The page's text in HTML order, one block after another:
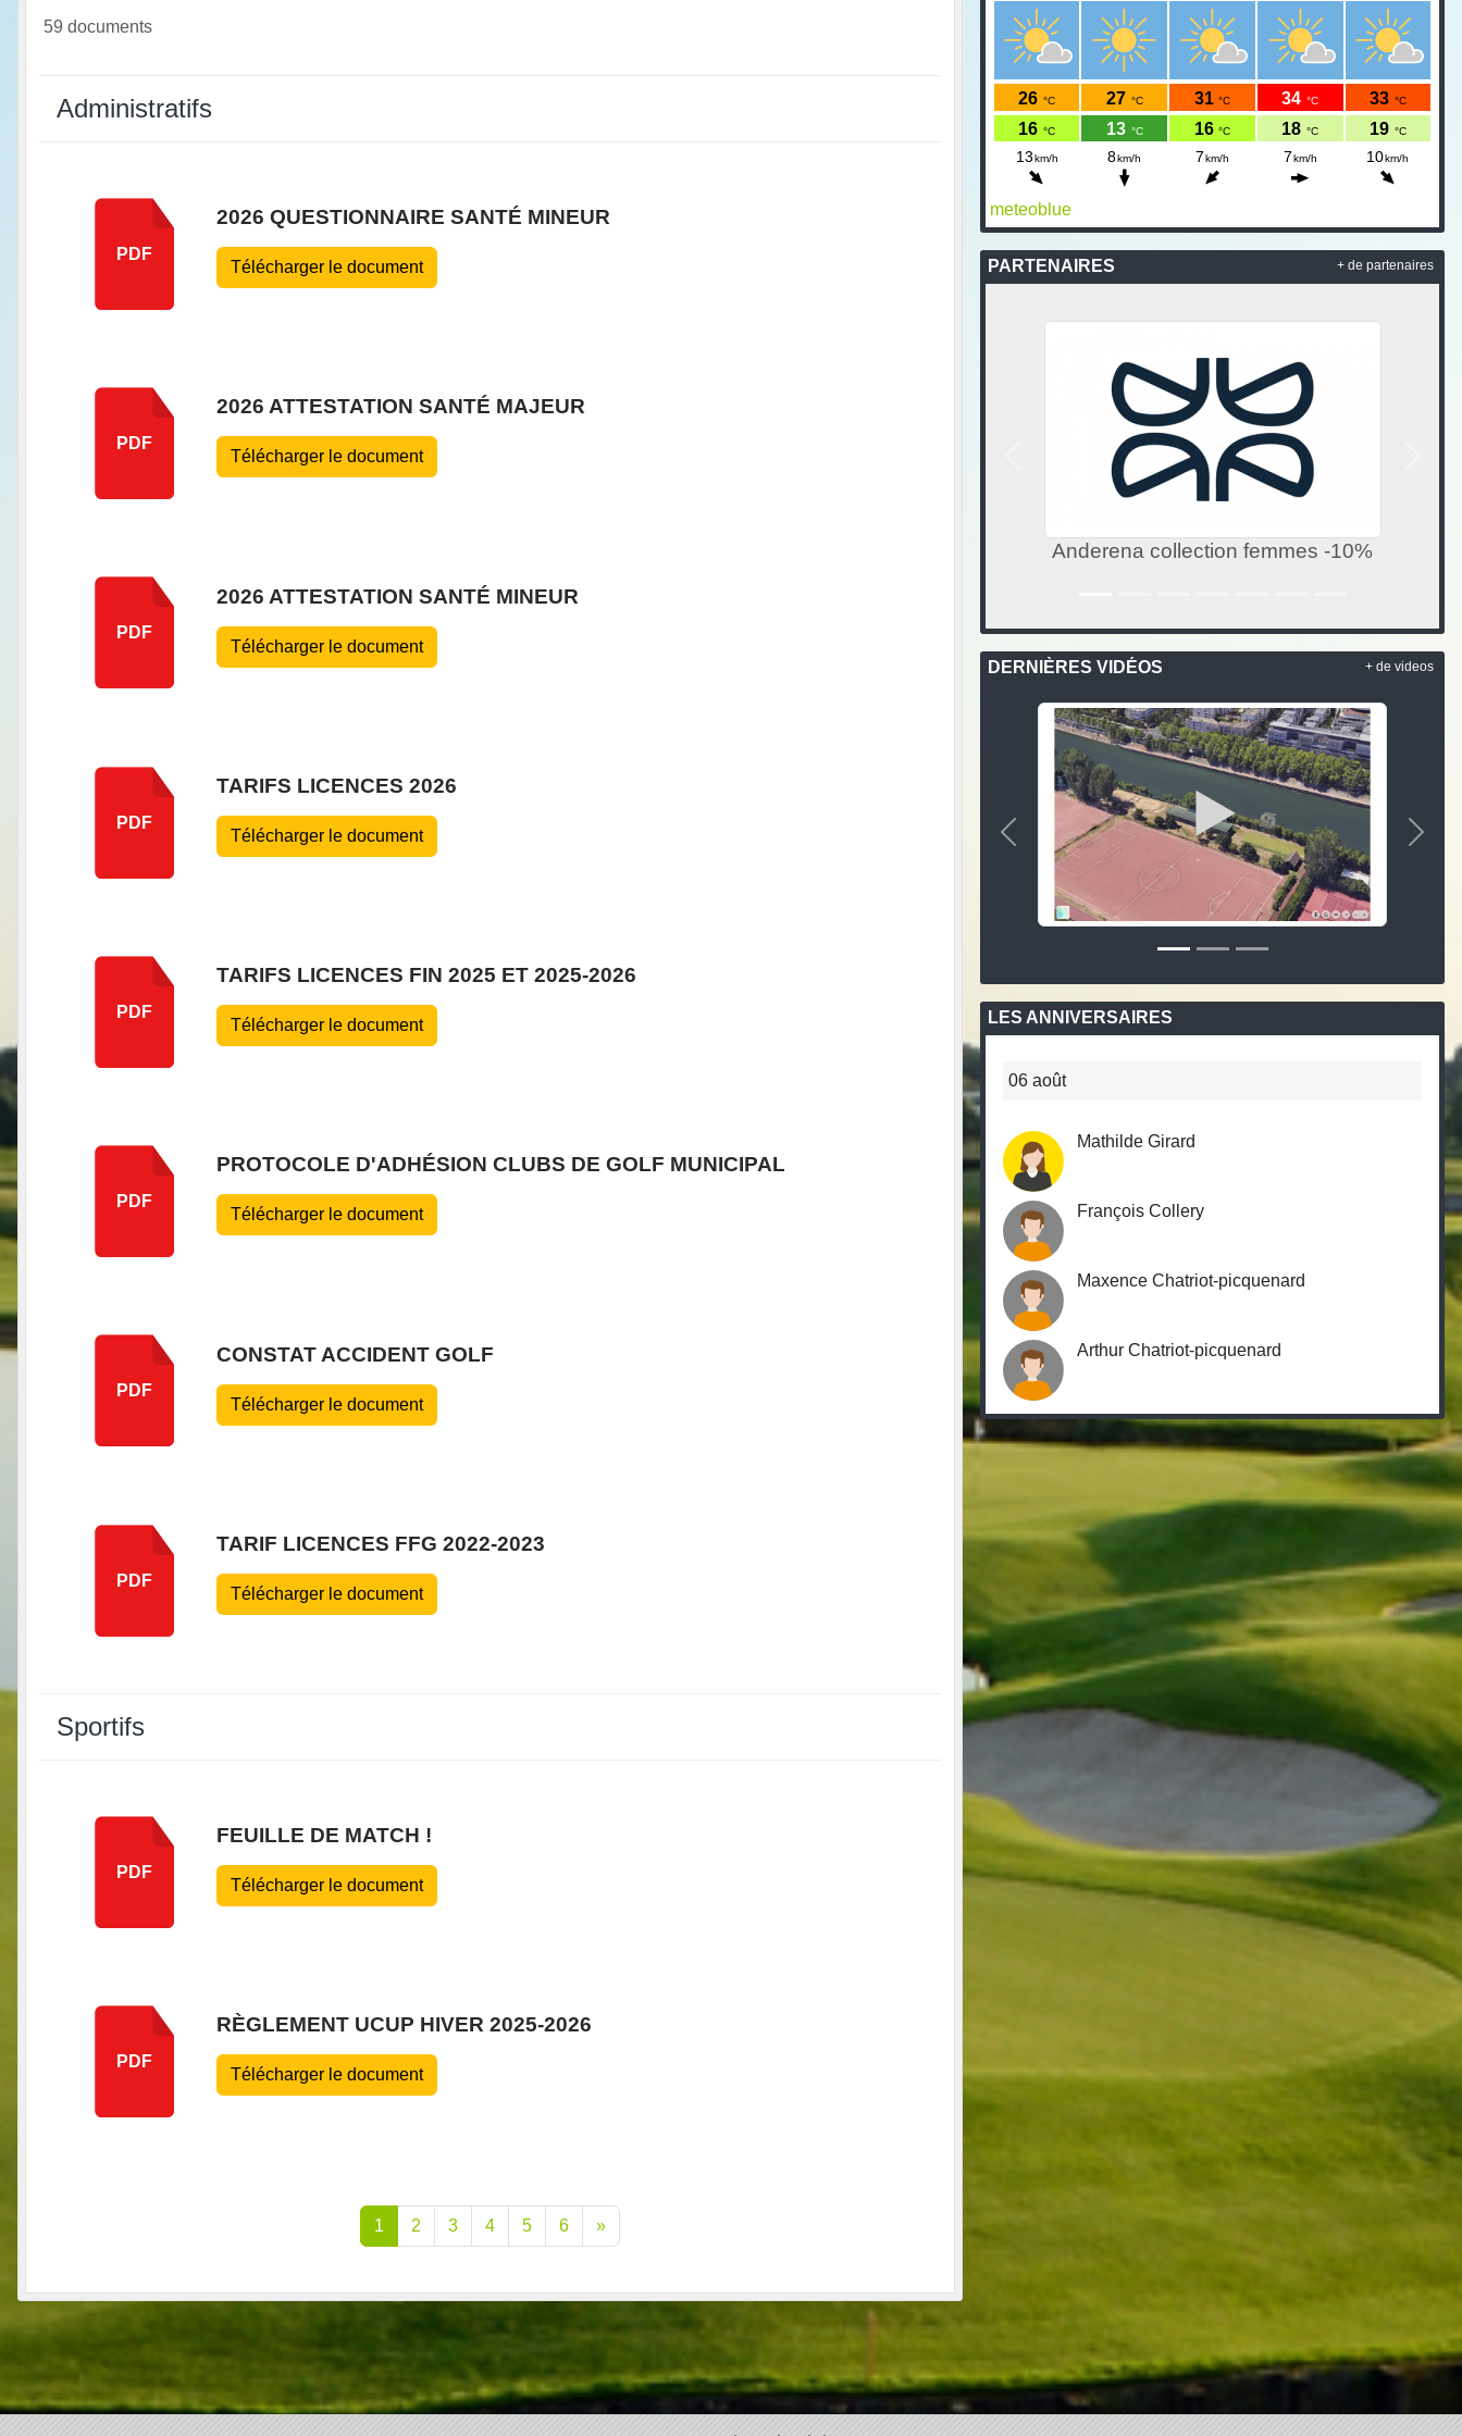
59 documents
Administratifs
PDF
2026 QUESTIONNAIRE SANTÉ MINEUR
Télécharger le document
PDF
2026 ATTESTATION SANTÉ MAJEUR
Télécharger le document
PDF
2026 ATTESTATION SANTÉ MINEUR
Télécharger le document
PDF
TARIFS LICENCES 2026
Télécharger le document
PDF
TARIFS LICENCES FIN 2025 ET 2025-2026
Télécharger le document
PDF
PROTOCOLE D'ADHÉSION CLUBS DE GOLF MUNICIPAL
Télécharger le document
PDF
CONSTAT ACCIDENT GOLF
Télécharger le document
PDF
TARIF LICENCES FFG 2022-2023
Télécharger le document
Sportifs
PDF
FEUILLE DE MATCH !
Télécharger le document
PDF
RÈGLEMENT UCUP HIVER 2025-2026
Télécharger le document
1 2 3 4 5 6 »
meteoblue
PARTENAIRES
Century 21 " La Doyenne "
+ de partenaires
DERNIÈRES VIDÉOS
Précedent
+ de videos
LES ANNIVERSAIRES
06 août
Mathilde Girard
François Collery
Maxence Chatriot-picquenard
Arthur Chatriot-picquenard